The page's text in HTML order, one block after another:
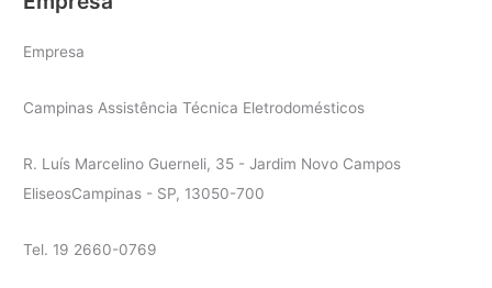
Empresa
Campinas Assistência Técnica Eletrodomésticos
R. Luís Marcelino Guerneli, 35 - Jardim Novo Campos
EliseosCampinas - SP, 13050-700
Tel. 19 2660-0769